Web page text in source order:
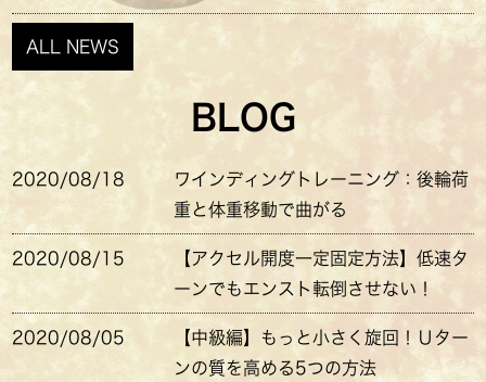
ALL NEWS
BLOG
2020/08/18
ワインディングトレーニング：後輪荷
重と体重移動で曲がる
2020/08/15
【アクセル開度一定固定方法】低速タ
ーンでもエンスト転倒させない！
2020/08/05
【中級編】もっと小さく旋回！Ｕター
ンの質を高める5つの方法